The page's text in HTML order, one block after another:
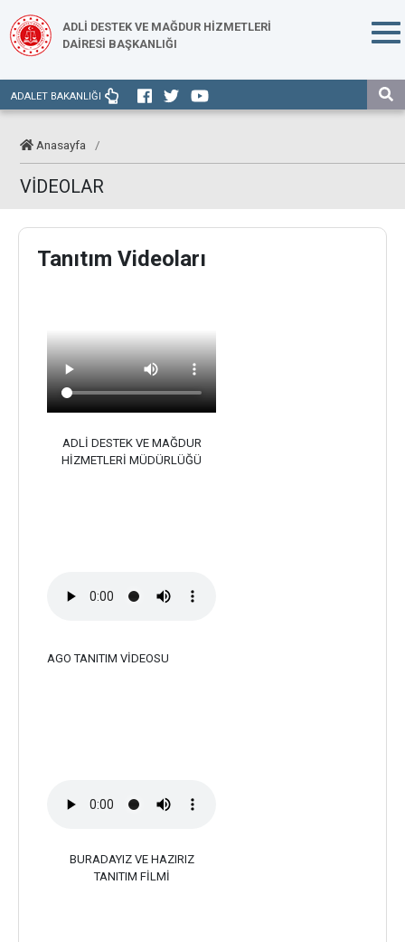
ADLİ DESTEK VE MAĞDUR HİZMETLERİ
DAİRESİ BAŞKANLIĞI
ADALET BAKANLIĞI
Anasayfa /
VİDEOLAR
Tanıtım Videoları
ADLİ DESTEK VE MAĞDUR
HİZMETLERİ MÜDÜRLÜĞÜ
AGO TANITIM VİDEOSU
BURADAYIZ VE HAZIRIZ
TANITIM FİLMİ